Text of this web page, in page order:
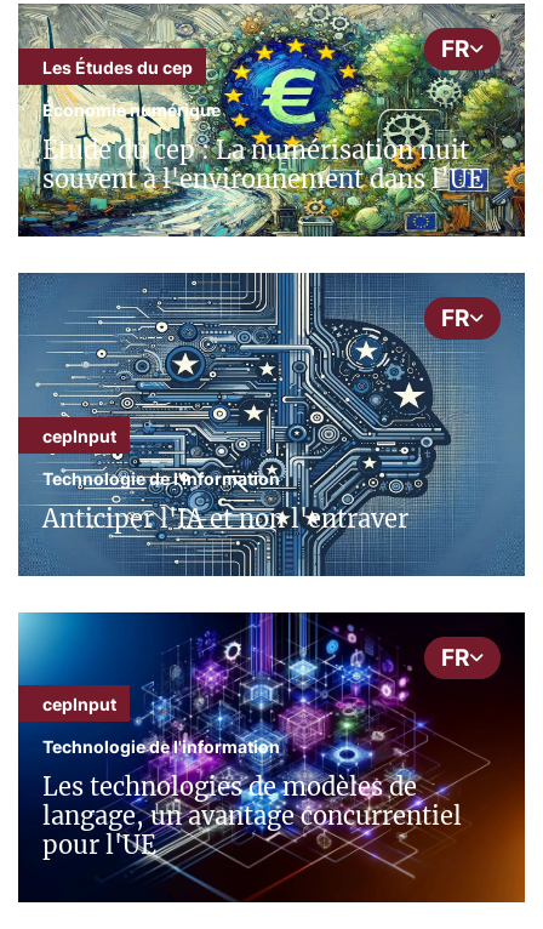
FR
Les Études du cep
Économie numérique
Étude du cep : La numérisation nuit
souvent à l'environnement dans l’UE
FR
cepInput
Technologie de l'information
Anticiper l'IA et non l'entraver
FR
cepInput
Technologie de l'information
Les technologies de modèles de
langage, un avantage concurrentiel
pour l'UE